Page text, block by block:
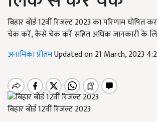
बिहार बोर्ड 12वीं रिजल्ट 2023 का परिणाम घोषित
चेक करें, कैसे चेक करें सहित अधिक जानकारी के
अनामिका प्रीतमUpdated on 21 March, 2023
बिहार बोर्ड 12वीं रिजल्ट 2023